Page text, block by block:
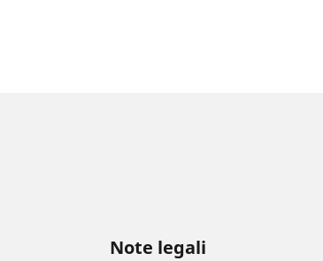
Note legali